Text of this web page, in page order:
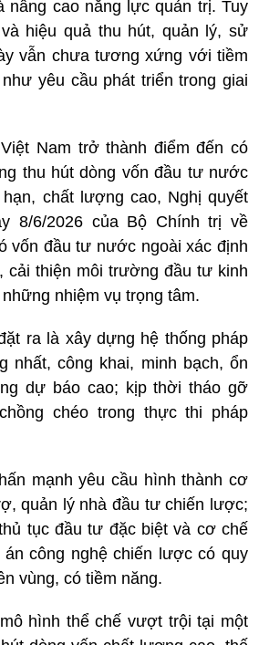
nâng cao năng lực quản trị. Tuy
hiệu quả thu hút, quản lý, sử
vẫn chưa tương xứng với tiềm
yêu cầu phát triển trong giai
Nam trở thành điểm đến có
thu hút dòng vốn đầu tư nước
chất lượng cao, Nghị quyết
8/6/2026 của Bộ Chính trị về
vốn đầu tư nước ngoài xác định
cải thiện môi trường đầu tư kinh
nhiệm vụ trọng tâm.
ra là xây dựng hệ thống pháp
nhất, công khai, minh bạch, ổn
dự báo cao; kịp thời tháo gỡ
chéo trong thực thi pháp
mạnh yêu cầu hình thành cơ
quản lý nhà đầu tư chiến lược;
tục đầu tư đặc biệt và cơ chế
công nghệ chiến lược có quy
vùng, có tiềm năng.
hình thể chế vượt trội tại một